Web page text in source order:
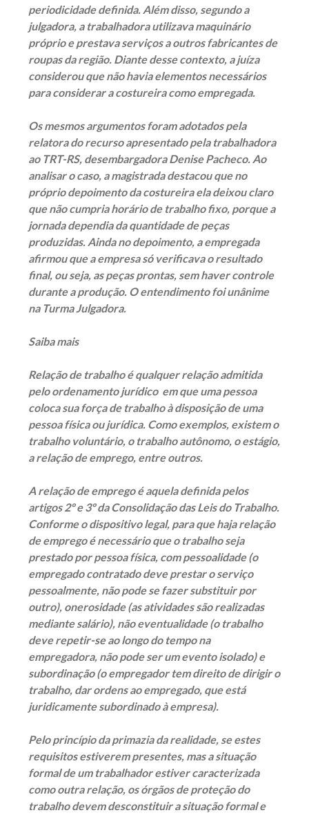
periodicidade definida. Além disso, segundo a
julgadora, a trabalhadora utilizava maquinário
próprio e prestava serviços a outros fabricantes de
roupas da região. Diante desse contexto, a juíza
considerou que não havia elementos necessários
para considerar a costureira como empregada.
Os mesmos argumentos foram adotados pela
relatora do recurso apresentado pela trabalhadora
ao TRT-RS, desembargadora Denise Pacheco. Ao
analisar o caso, a magistrada destacou que no
próprio depoimento da costureira ela deixou claro
que não cumpria horário de trabalho fixo, porque a
jornada dependia da quantidade de peças
produzidas. Ainda no depoimento, a empregada
afirmou que a empresa só verificava o resultado
final, ou seja, as peças prontas, sem haver controle
durante a produção. O entendimento foi unânime
na Turma Julgadora.
Saiba mais
Relação de trabalho é qualquer relação admitida
pelo ordenamento jurídico em que uma pessoa
coloca sua força de trabalho à disposição de uma
pessoa física ou jurídica. Como exemplos, existem o
trabalho voluntário, o trabalho autônomo, o estágio,
a relação de emprego, entre outros.
A relação de emprego é aquela definida pelos
artigos 2º e 3º da Consolidação das Leis do Trabalho.
Conforme o dispositivo legal, para que haja relação
de emprego é necessário que o trabalho seja
prestado por pessoa física, com pessoalidade (o
empregado contratado deve prestar o serviço
pessoalmente, não pode se fazer substituir por
outro), onerosidade (as atividades são realizadas
mediante salário), não eventualidade (o trabalho
deve repetir-se ao longo do tempo na
empregadora, não pode ser um evento isolado) e
subordinação (o empregador tem direito de dirigir o
trabalho, dar ordens ao empregado, que está
juridicamente subordinado à empresa).
Pelo princípio da primazia da realidade, se estes
requisitos estiverem presentes, mas a situação
formal de um trabalhador estiver caracterizada
como outra relação, os órgãos de proteção do
trabalho devem desconstituir a situação formal e